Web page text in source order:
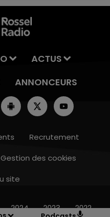
ACTUS
ANNONCEURS
Recrutement
Gestion des cookies
site
2024 2023 2022